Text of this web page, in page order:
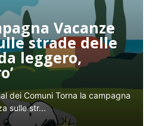
Vacanze
strade delle
leggero,
dei Comuni Torna la campagna
sulle str...